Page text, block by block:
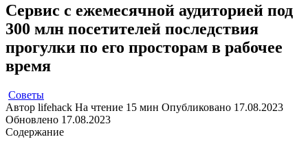
Сервис с ежемесячной аудиторией под
300 млн посетителей последствия
прогулки по его просторам в рабочее
время
Советы
Автор lifehack На чтение 15 мин Опубликовано 17.08.2023
Обновлено 17.08.2023
Содержание